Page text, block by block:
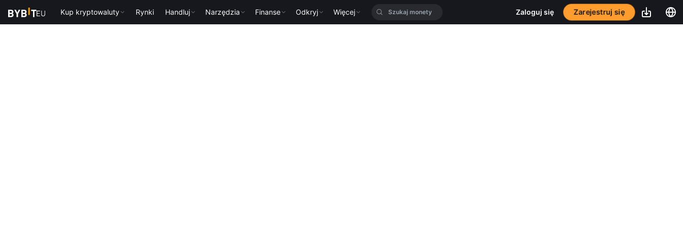
Kup kryptowaluty Rynki Handluj Narzędzia Finanse Odkryj Więcej Zaloguj się Zarejestruj się